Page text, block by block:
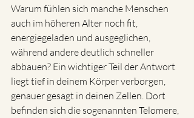
Warum fühlen sich manche Menschen
auch im höheren Alter noch fit,
energiegeladen und ausgeglichen,
während andere deutlich schneller
abbauen? Ein wichtiger Teil der Antwort
liegt tief in deinem Körper verborgen,
genauer gesagt in deinen Zellen. Dort
befinden sich die sogenannten Telomere,